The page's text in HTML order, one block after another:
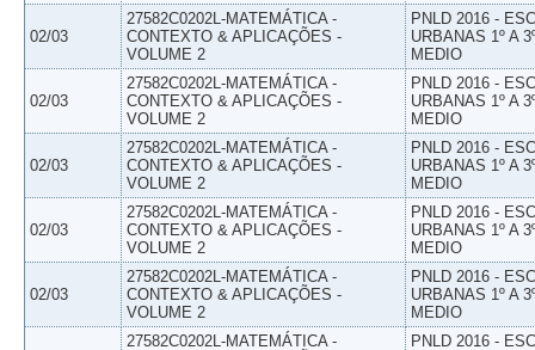
02/03
27582C0202L-MATEMÁTICA -
CONTEXTO & APLICAÇÕES -
VOLUME 2
PNLD 2016 -
URBANAS 1º A
MEDIO
02/03
27582C0202L-MATEMÁTICA -
CONTEXTO & APLICAÇÕES -
VOLUME 2
PNLD 2016 -
URBANAS 1º A
MEDIO
02/03
27582C0202L-MATEMÁTICA -
CONTEXTO & APLICAÇÕES -
VOLUME 2
PNLD 2016 -
URBANAS 1º A
MEDIO
02/03
27582C0202L-MATEMÁTICA -
CONTEXTO & APLICAÇÕES -
VOLUME 2
PNLD 2016 -
URBANAS 1º A
MEDIO
02/03
27582C0202L-MATEMÁTICA -
CONTEXTO & APLICAÇÕES -
VOLUME 2
PNLD 2016 -
URBANAS 1º A
MEDIO
27582C0202L-MATEMÁTICA -
PNLD 2016 -